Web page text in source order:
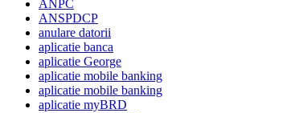
ANPC
ANSPDCP
anulare datorii
aplicatie banca
aplicatie George
aplicatie mobile banking
aplicatie mobile banking
aplicatie myBRD